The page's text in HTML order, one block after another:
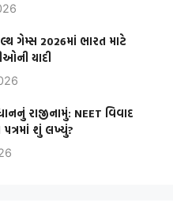
ગેમ્સ 2026માં ભારત માટે
યાદી
રાજીનામું: NEET વિવાદ
શું લખ્યું?